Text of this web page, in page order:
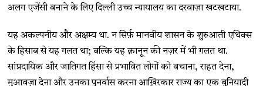
अलग एजेंसी बनाने के लिए दिल्ली उच्च न्यायालय का दरवाज़ा खटखटाया.
यह अकल्पनीय और अक्षम्य था. न सिर्फ़ मानवीय शासन के शुरुआती एथिक्स
के हिसाब से यह गलत था; बल्कि यह क़ानून की नज़र में भी गलत था.
सांप्रदायिक और जातिगत हिंसा से प्रभावित लोगों को बचाना, राहत देना,
मुआवज़ा देना और उनका पुनर्वास करना आख़िरकार राज्य का एक बुनियादी